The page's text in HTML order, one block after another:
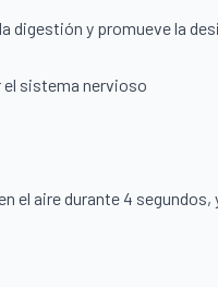
digestión y promueve la
el sistema nervioso
el aire durante 4